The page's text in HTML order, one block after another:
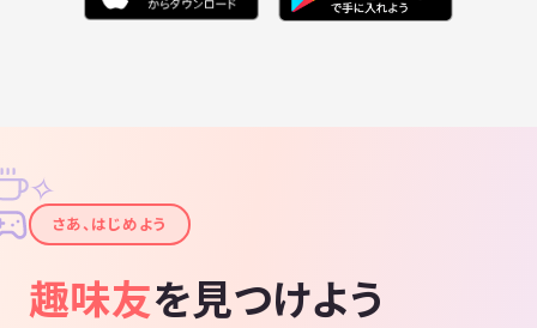
是非自分と同じ様な等身大の人間の身近な話を聞いてゾワっとして下さ
い😱人怖もありです。
裏テーマでオカルトを通じた人の繋がりをって考えてたりいなかったり
✦
✧
さあ、はじめよう
趣味友を見つけよう